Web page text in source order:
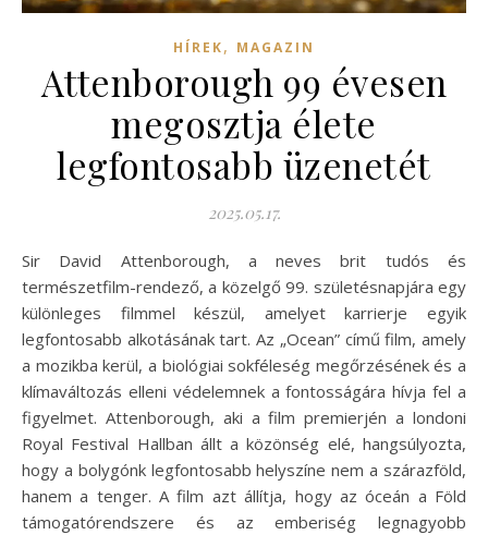
HÍREK, MAGAZIN
Attenborough 99 évesen
megosztja élete
legfontosabb üzenetét
2025.05.17.
Sir David Attenborough, a neves brit tudós és
természetfilm-rendező, a közelgő 99. születésnapjára egy
különleges filmmel készül, amelyet karrierje egyik
legfontosabb alkotásának tart. Az „Ocean” című film, amely
a mozikba kerül, a biológiai sokféleség megőrzésének és a
klímaváltozás elleni védelemnek a fontosságára hívja fel a
figyelmet. Attenborough, aki a film premierjén a londoni
Royal Festival Hallban állt a közönség elé, hangsúlyozta,
hogy a bolygónk legfontosabb helyszíne nem a szárazföld,
hanem a tenger. A film azt állítja, hogy az óceán a Föld
támogatórendszere és az emberiség legnagyobb